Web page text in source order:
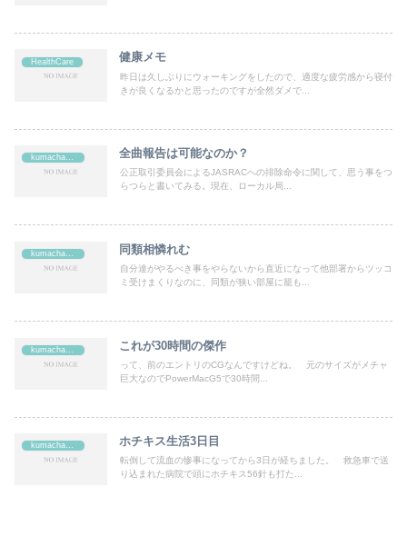
HealthCare 健康メモ
昨日は久しぶりにウォーキングをしたので、適度な疲労感から寝付
きが良くなるかと思ったのですが全然ダメで...
kumachan's 全曲報告は可能なのか？
公正取引委員会によるJASRACへの排除命令に関して、思う事をつ
らつらと書いてみる。現在、ローカル局...
kumachan's 同類相憐れむ
自分達がやるべき事をやらないから直近になって他部署からツッコ
ミ受けまくりなのに、同類が狭い部屋に籠も...
これが30時間の傑作
って、前のエントリのCGなんですけどね。 元のサイズがメチャ
巨大なのでPowerMacG5で30時間...
kumachan's ホチキス生活3日目
転倒して流血の惨事になってから3日が経ちました。 救急車で送
り込まれた病院で頭にホチキス56針も打た...